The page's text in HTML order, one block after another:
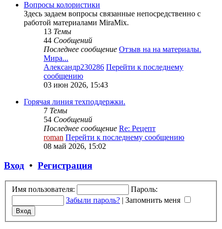
Вопросы колористики
Здесь задаем вопросы связанные непосредственно с
работой материалами MiraMix.
13 Темы
44 Сообщений
Последнее сообщение Отзыв на на материалы.
Мира...
Александр230286 Перейти к последнему
сообщению
03 июн 2026, 15:43
Горячая линия техподдержки.
7 Темы
54 Сообщений
Последнее сообщение Re: Рецепт
roman Перейти к последнему сообщению
08 май 2026, 15:02
Вход • Регистрация
Имя пользователя:
Пароль:
Забыли пароль? | Запомнить меня